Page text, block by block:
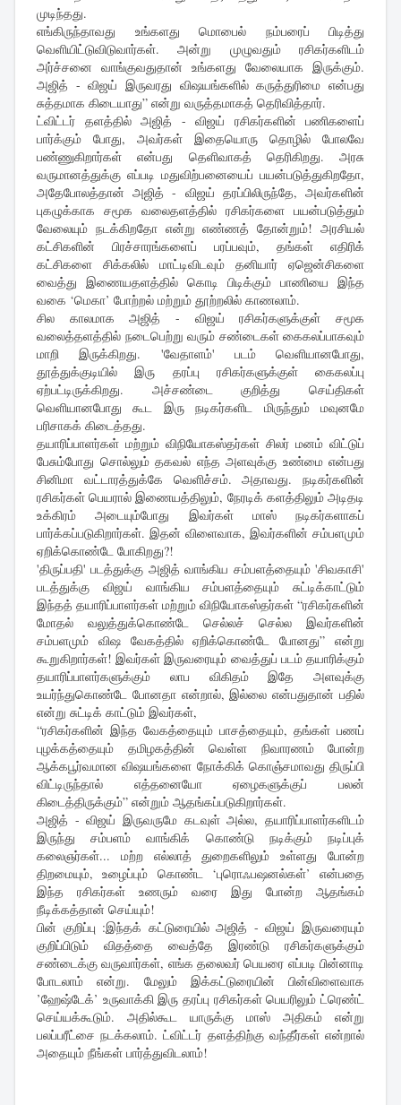
முடிந்தது.
எங்கிருந்தாவது உங்களது மொபைல் நம்பரைப் பிடித்து
வெளியிட்டுவிடுவார்கள். அன்று முழுவதும் ரசிகர்களிடம்
அர்ச்சனை வாங்குவதுதான் உங்களது வேலையாக இருக்கும்.
அஜித் - விஜய் இருவரது விஷயங்களில் கருத்துரிமை என்பது
சுத்தமாக கிடையாது” என்று வருத்தமாகத் தெரிவித்தார்.
ட்விட்டர் தளத்தில் அஜித் - விஜய் ரசிகர்களின் பணிகளைப்
பார்க்கும் போது, அவர்கள் இதையொரு தொழில் போலவே
பண்ணுகிறார்கள் என்பது தெளிவாகத் தெரிகிறது. அரசு
வருமானத்துக்கு எப்படி மதுவிற்பனையைப் பயன்படுத்துகிறதோ,
அதேபோலத்தான் அஜித் - விஜய் தரப்பிலிருந்தே, அவர்களின்
புகழுக்காக சமூக வலைதளத்தில் ரசிகர்களை பயன்படுத்தும்
வேலையும் நடக்கிறதோ என்று எண்ணத் தோன்றும்! அரசியல்
கட்சிகளின் பிரச்சாரங்களைப் பரப்பவும், தங்கள் எதிரிக்
கட்சிகளை சிக்கலில் மாட்டிவிடவும் தனியார் ஏஜென்சிகளை
வைத்து இணையதளத்தில் கொடி பிடிக்கும் பாணியை இந்த
வகை ‘மெகா’ போற்றல் மற்றும் தூற்றலில் காணலாம்.
சில காலமாக அஜித் - விஜய் ரசிகர்களுக்குள் சமூக
வலைத்தளத்தில் நடைபெற்று வரும் சண்டைகள் கைகலப்பாகவும்
மாறி இருக்கிறது. 'வேதாளம்' படம் வெளியானபோது,
தூத்துக்குடியில் இரு தரப்பு ரசிகர்களுக்குள் கைகலப்பு
ஏற்பட்டிருக்கிறது. அச்சண்டை குறித்து செய்திகள்
வெளியானபோது கூட இரு நடிகர்களிட மிருந்தும் மவுனமே
பரிசாகக் கிடைத்தது.
தயாரிப்பாளர்கள் மற்றும் விநியோகஸ்தர்கள் சிலர் மனம் விட்டுப்
பேசும்போது சொல்லும் தகவல் எந்த அளவுக்கு உண்மை என்பது
சினிமா வட்டாரத்துக்கே வெளிச்சம். அதாவது. நடிகர்களின்
ரசிகர்கள் பெயரால் இணையத்திலும், நேரடிக் களத்திலும் அடிதடி
உக்கிரம் அடையும்போது இவர்கள் மாஸ் நடிகர்களாகப்
பார்க்கப்படுகிறார்கள். இதன் விளைவாக, இவர்களின் சம்பளமும்
ஏறிக்கொண்டே போகிறது?!
'திருப்பதி' படத்துக்கு அஜித் வாங்கிய சம்பளத்தையும் 'சிவகாசி'
படத்துக்கு விஜய் வாங்கிய சம்பளத்தையும் சுட்டிக்காட்டும்
இந்தத் தயாரிப்பாளர்கள் மற்றும் விநியோகஸ்தர்கள் “ரசிகர்களின்
மோதல் வலுத்துக்கொண்டே செல்லச் செல்ல இவர்களின்
சம்பளமும் விஷ வேகத்தில் ஏறிக்கொண்டே போனது” என்று
கூறுகிறார்கள்! இவர்கள் இருவரையும் வைத்துப் படம் தயாரிக்கும்
தயாரிப்பாளர்களுக்கும் லாப விகிதம் இதே அளவுக்கு
உயர்ந்துகொண்டே போனதா என்றால், இல்லை என்பதுதான் பதில்
என்று சுட்டிக் காட்டும் இவர்கள்,
“ரசிகர்களின் இந்த வேகத்தையும் பாசத்தையும், தங்கள் பணப்
புழக்கத்தையும் தமிழகத்தின் வெள்ள நிவாரணம் போன்ற
ஆக்கபூர்வமான விஷயங்களை நோக்கிக் கொஞ்சமாவது திருப்பி
விட்டிருந்தால் எத்தனையோ ஏழைகளுக்குப் பலன்
கிடைத்திருக்கும்” என்றும் ஆதங்கப்படுகிறார்கள்.
அஜித் - விஜய் இருவருமே கடவுள் அல்ல, தயாரிப்பாளர்களிடம்
இருந்து சம்பளம் வாங்கிக் கொண்டு நடிக்கும் நடிப்புக்
கலைஞர்கள்... மற்ற எல்லாத் துறைகளிலும் உள்ளது போன்ற
திறமையும், உழைப்பும் கொண்ட ‘புரொஃபஷனல்கள்’ என்பதை
இந்த ரசிகர்கள் உணரும் வரை இது போன்ற ஆதங்கம்
நீடிக்கத்தான் செய்யும்!
பின் குறிப்பு :இந்தக் கட்டுரையில் அஜித் - விஜய் இருவரையும்
குறிப்பிடும் விதத்தை வைத்தே இரண்டு ரசிகர்களுக்கும்
சண்டைக்கு வருவார்கள், எங்க தலைவர் பெயரை எப்படி பின்னாடி
போடலாம் என்று. மேலும் இக்கட்டுரையின் பின்விளைவாக
’ஹேஷ்டேக்’ உருவாக்கி இரு தரப்பு ரசிகர்கள் பெயரிலும் ட்ரெண்ட்
செய்யக்கூடும். அதில்கூட யாருக்கு மாஸ் அதிகம் என்று
பலப்பரீட்சை நடக்கலாம். ட்விட்டர் தளத்திற்கு வந்தீர்கள் என்றால்
அதையும் நீங்கள் பார்த்துவிடலாம்!